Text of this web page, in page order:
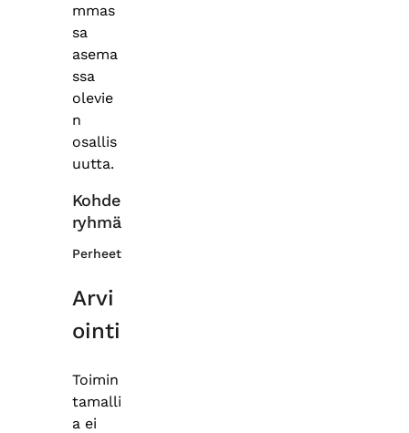
mmas
sa
asema
ssa
olevie
n
osallis
uutta.
Kohde
ryhmä
Perheet
Arvi
ointi
Toimin
tamalli
a ei